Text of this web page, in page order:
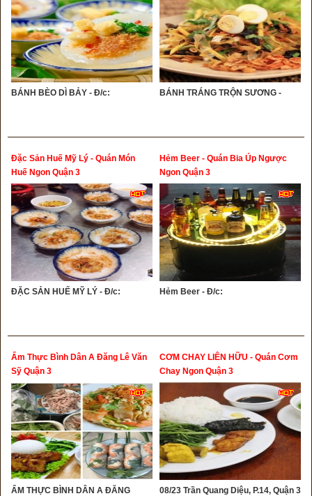
BÁNH BÈO DÌ BẢY - Đ/c: BÁNH TRÁNG TRỘN SƯƠNG -
Đặc Sản Huế Mỹ Lý - Quán Món
Huế Ngon Quận 3
ĐẶC SẢN HUẾ MỸ LÝ - Đ/c:
Hẻm Beer - Quán Bia Úp Ngược
Ngon Quận 3
Hẻm Beer - Đ/c:
Ẩm Thực Bình Dân A Đăng Lê Văn
Sỹ Quận 3
ẨM THỰC BÌNH DÂN A ĐĂNG
CƠM CHAY LIÊN HỮU - Quán Cơm
Chay Ngon Quận 3
08/23 Trần Quang Diệu, P.14, Quận 3